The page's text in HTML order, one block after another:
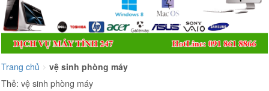
Trang chủ > vệ sinh phòng máy
Thẻ: vệ sinh phòng máy